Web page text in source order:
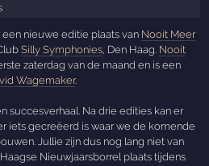
nieuwe editie plaats van Nooit Meer
Silly Symphonies , Den Haag. Nooit
zaterdag van de maand en is een
Wagemaker.
succesverhaal. Na drie edities kan er
iets gecreëerd is waar we de komende
Jullie zijn dus nog lang niet van
Nieuwjaarsborrel plaats tijdens